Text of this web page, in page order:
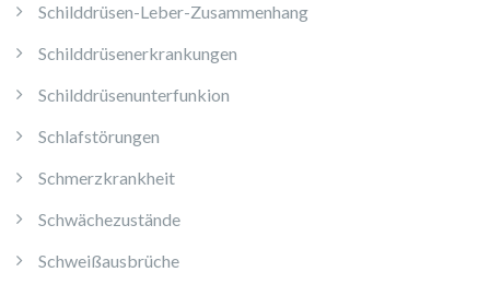
Schilddrüsen-Leber-Zusammenhang
Schilddrüsenerkrankungen
Schilddrüsenunterfunkion
Schlafstörungen
Schmerzkrankheit
Schwächezustände
Schweißausbrüche